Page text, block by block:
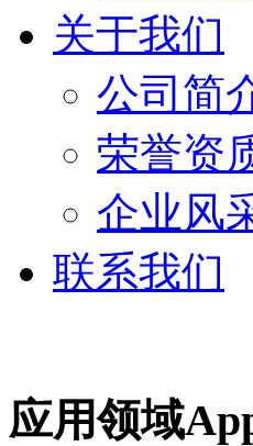
关于我们
公司简
荣誉资
企业风
联系我们
应用领域